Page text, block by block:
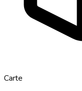
Carte